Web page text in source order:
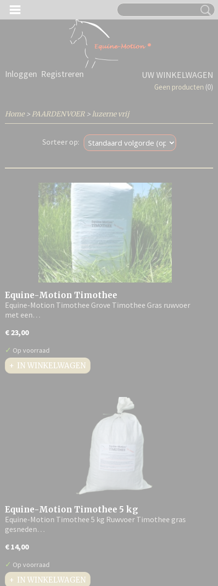
Inloggen Registreren UW WINKELWAGEN
Geen producten (0)
Home> PAARDENVOER>luzerne vrij
Sorteer op:
Equine-Motion Timothee
Equine-Motion Timothee Grove Timothee Gras ruwvoer
met een…
€ 23,00
✓ Op voorraad
IN WINKELWAGEN
Equine-Motion Timothee 5 kg
Equine-Motion Timothee 5 kg Ruwvoer Timothee gras
gesneden…
€ 14,00
✓ Op voorraad
IN WINKELWAGEN